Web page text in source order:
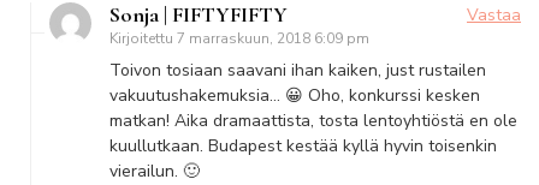
Sonja | FIFTYFIFTY
Kirjoitettu 7 marraskuun, 2018 6:09 pm
Vastaa
Toivon tosiaan saavani ihan kaiken, just rustailen
vakuutushakemuksia… 😀 Oho, konkurssi kesken
matkan! Aika dramaattista, tosta lentoyhtiöstä en ole
kuullutkaan. Budapest kestää kyllä hyvin toisenkin
vierailun. 🙂